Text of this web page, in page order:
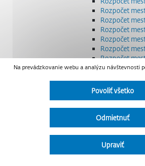
Rozpočet
Rozpočet
Rozpočet
Rozpočet
Rozpočet
Rozpočet
Rozpočet
Rozpočet
Rozpočet
Rozpočet
Strategické
Transparentnosť a
Úradná tabuľa
Na prevádzkovanie webu a analýzu návštevnosti
Povoliť všetko
Odmietnuť
Upraviť